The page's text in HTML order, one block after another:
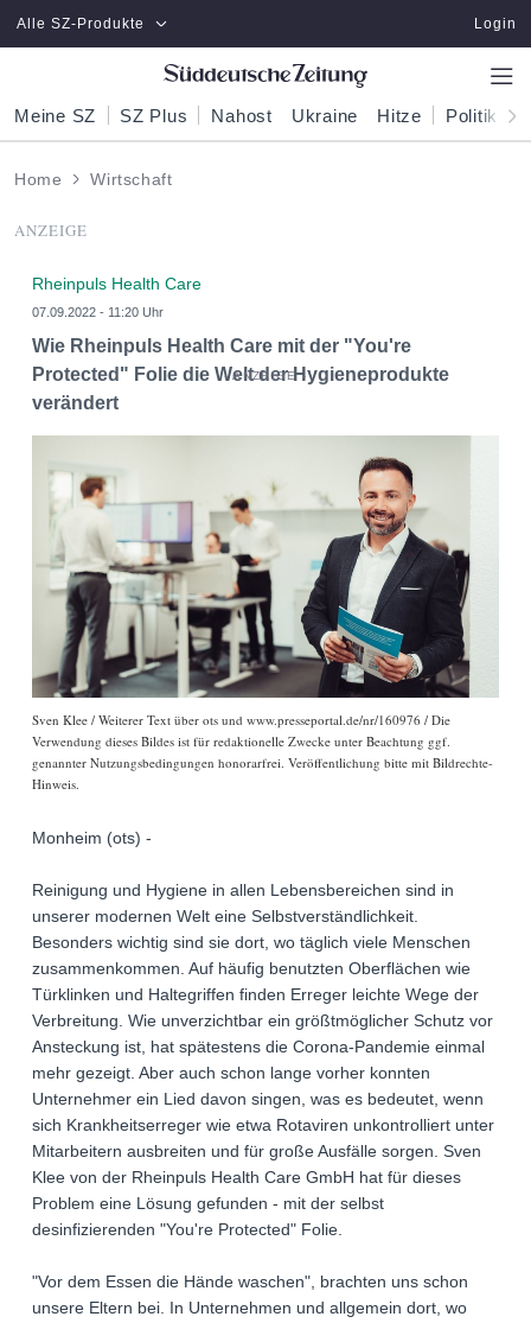
Zum Hauptinhalt springen
Alle SZ-Produkte Login
Meine SZ SZ Plus Nahost Ukraine Hitze Politik
Home Wirtschaft
ANZEIGE
Rheinpuls Health Care
07.09.2022 - 11:20 Uhr
Wie Rheinpuls Health Care mit der "You're
Protected" Folie die Welt der Hygieneprodukte
verändert
Sven Klee / Weiterer Text über ots und www.presseportal.de/nr/160976 / Die
Verwendung dieses Bildes ist für redaktionelle Zwecke unter Beachtung ggf.
genannter Nutzungsbedingungen honorarfrei. Veröffentlichung bitte mit Bildrechte-
Hinweis.
Monheim (ots) -
Reinigung und Hygiene in allen Lebensbereichen sind in
unserer modernen Welt eine Selbstverständlichkeit.
Besonders wichtig sind sie dort, wo täglich viele Menschen
zusammenkommen. Auf häufig benutzten Oberflächen wie
Türklinken und Haltegriffen finden Erreger leichte Wege der
Verbreitung. Wie unverzichtbar ein größtmöglicher Schutz vor
Ansteckung ist, hat spätestens die Corona-Pandemie einmal
mehr gezeigt. Aber auch schon lange vorher konnten
Unternehmer ein Lied davon singen, was es bedeutet, wenn
sich Krankheitserreger wie etwa Rotaviren unkontrolliert unter
Mitarbeitern ausbreiten und für große Ausfälle sorgen. Sven
Klee von der Rheinpuls Health Care GmbH hat für dieses
Problem eine Lösung gefunden - mit der selbst
desinfizierenden "You're Protected" Folie.
"Vor dem Essen die Hände waschen", brachten uns schon
unsere Eltern bei. In Unternehmen und allgemein dort, wo